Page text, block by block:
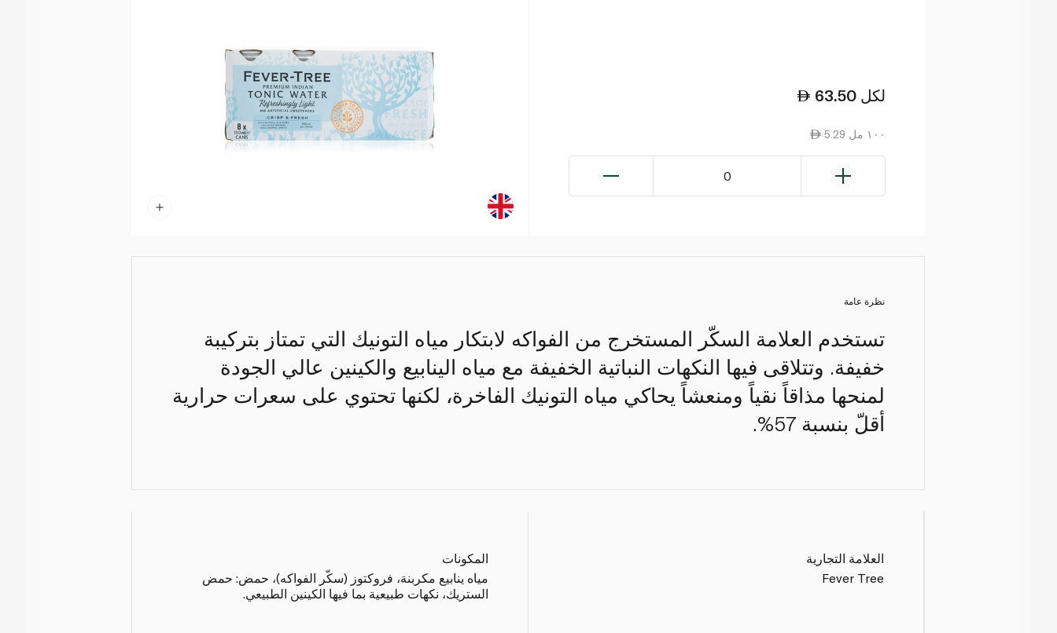
63.50 لكل
5.29 ١٠٠ مل
0
نظرة عامة
تستخدم العلامة السكّر المستخرج من الفواكه لابتكار مياه التونيك التي تمتاز بتركيبة
خفيفة. وتتلاقى فيها النكهات النباتية الخفيفة مع مياه الينابيع والكينين عالي الجودة
لمنحها مذاقاً نقياً ومنعشاً يحاكي مياه التونيك الفاخرة، لكنها تحتوي على سعرات حرارية
أقلّ بنسبة 57%.
العلامة التجارية
Fever Tree
المكونات
مياه ينابيع مكربنة، فروكتوز (سكّر الفواكه)، حمض: حمض
الستريك، نكهات طبيعية بما فيها الكينين الطبيعي.